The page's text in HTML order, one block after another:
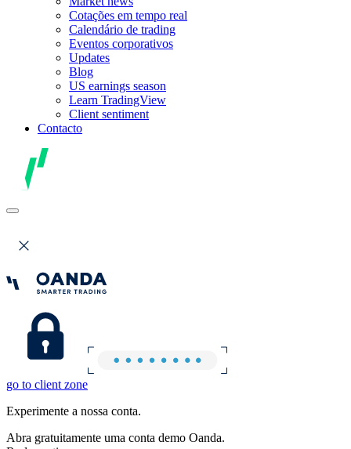
Cotações em tempo real
Calendário de trading
Eventos corporativos
Updates
Blog
US earnings season
Learn TradingView
Client sentiment
Contacto
go to client zone
Experimente a nossa conta.
Abra gratuitamente uma conta demo Oanda.